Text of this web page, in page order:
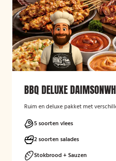
BBQ DELUXE
Ruim en deluxe pakket met
5 soorten vlees
2 soorten salades
Stokbrood + Sauzen